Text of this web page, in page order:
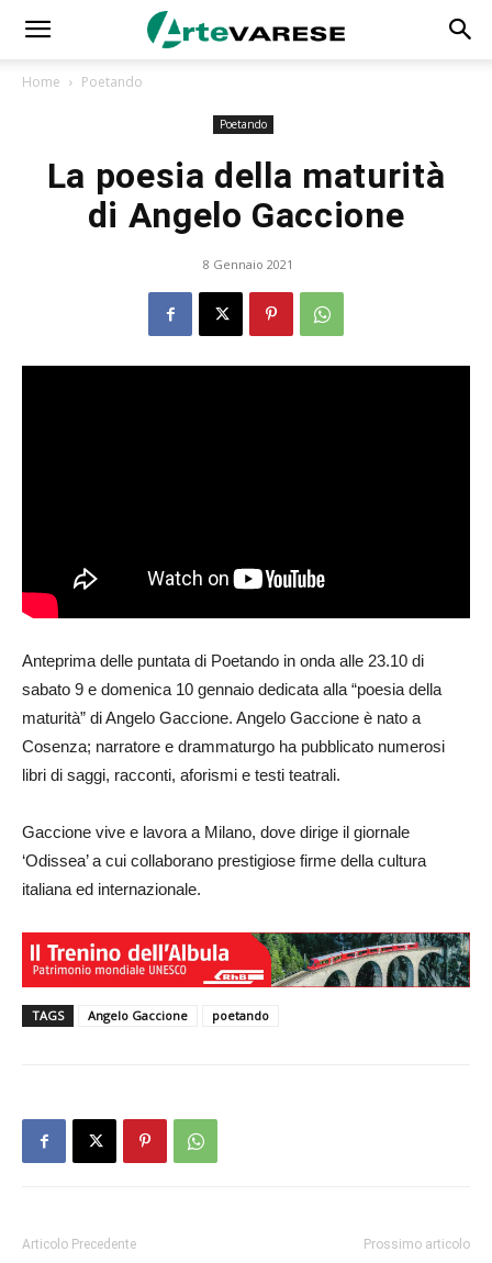
Home Poetando
Poetando
La poesia della maturità
di Angelo Gaccione
8 Gennaio 2021
Anteprima delle puntata di Poetando in onda alle 23.10 di
sabato 9 e domenica 10 gennaio dedicata alla “poesia della
maturità” di Angelo Gaccione. Angelo Gaccione è nato a
Cosenza; narratore e drammaturgo ha pubblicato numerosi
libri di saggi, racconti, aforismi e testi teatrali.
Gaccione vive e lavora a Milano, dove dirige il giornale
‘Odissea’ a cui collaborano prestigiose firme della cultura
italiana ed internazionale.
TAGS Angelo Gaccione poetando
Articolo Precedente Prossimo articolo